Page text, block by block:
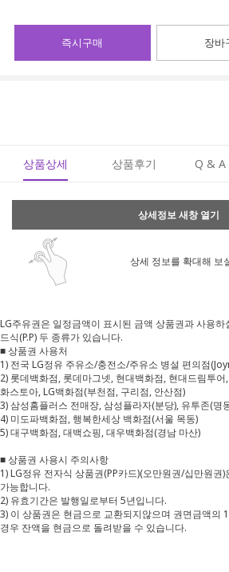
즉시구매 장바
상품상세 상품후기 Q & A
상세정보 새창 열기
상세 정보를 확대해 보
LG주유권은 일정금액이 표시된 금액 상품권과 사용
드식(P.P) 두 종류가 있습니다.
■ 상품권 사용처
1) 전국 LG정유 주유소/충전소/주유소 병설 편의점
2) 롯데백화점, 롯데마그넷, 현대백화점, 현대드림투
화스토아, LG백화점(부천점, 구리점, 안산점)
3) 삼성홈플러스 전매장, 삼성플라자(분당), 유투존(명
4) 미도파백화점, 행복한세상 백화점(서울 목동)
5) 대구백화점, 대백쇼핑, 대우백화점(경남 마산)
■ 상품권 사용시 주의사항
1) LG정유 전자식 상품권(PP카드)(오만원권/십만원권
가능합니다.
2) 유효기간은 발행일로부터 5년입니다.
3) 이 상품권은 현금으로 교환되지않으며 권면금액의
경우 잔액을 현금으로 돌려받을 수 있습니다.